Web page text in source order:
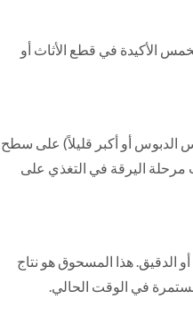
الأكيدة في قطع الأثاث أو
الدبوس أو أكبر قليلاً) على سطح
مرحلة اليرقة في التغذي على
الدقيق. هذا المسحوق هو نتاج
في الوقت الحالي.